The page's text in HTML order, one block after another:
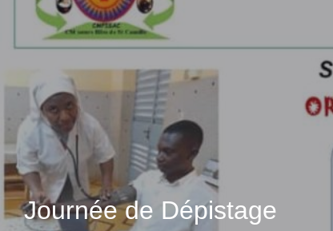
Journée de Dépistage